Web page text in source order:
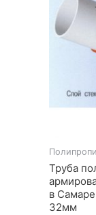
Труба
в Самаре
32мм